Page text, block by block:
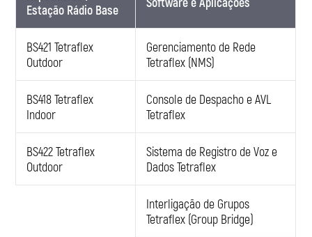
Estação Rádio Base
BS421 Tetraflex
Outdoor
Gerenciamento de Rede
Tetraflex (NMS)
BS418 Tetraflex
Indoor
Console de Despacho e AVL
Tetraflex
BS422 Tetraflex
Outdoor
Sistema de Registro de Voz e
Dados Tetraflex
Interligação de Grupos
Tetraflex (Group Bridge)